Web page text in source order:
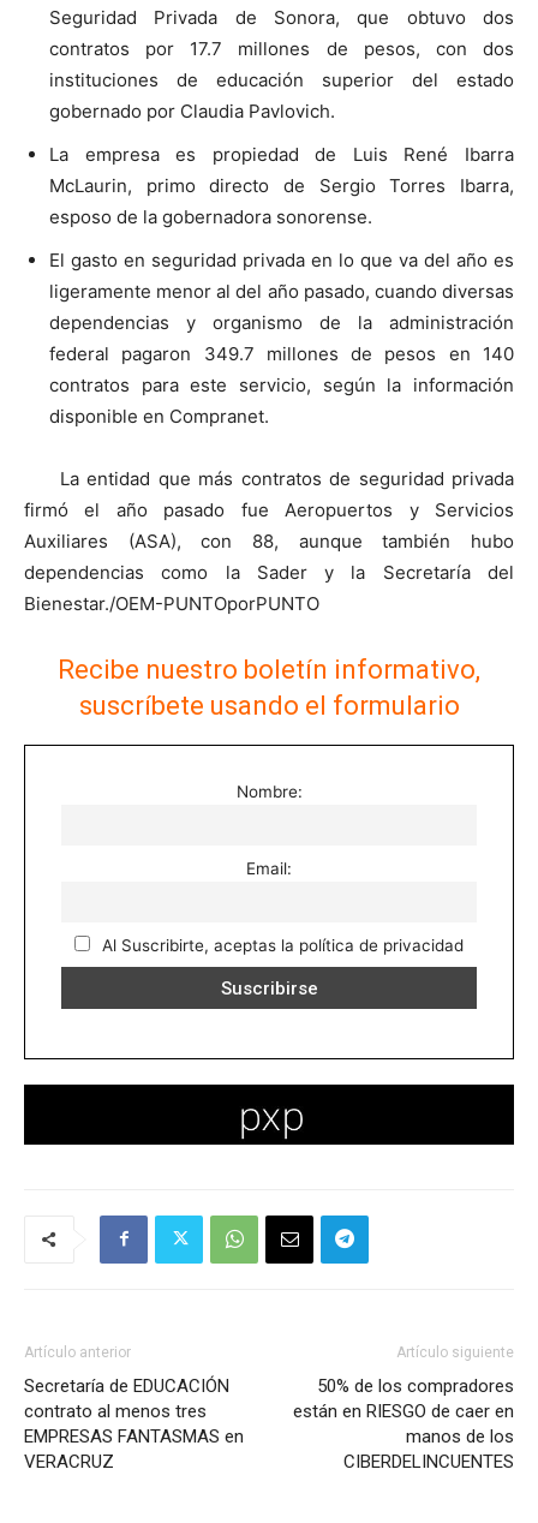
Seguridad Privada de Sonora, que obtuvo dos
contratos por 17.7 millones de pesos, con dos
instituciones de educación superior del estado
gobernado por Claudia Pavlovich.
La empresa es propiedad de Luis René Ibarra
McLaurin, primo directo de Sergio Torres Ibarra,
esposo de la gobernadora sonorense.
El gasto en seguridad privada en lo que va del año es
ligeramente menor al del año pasado, cuando diversas
dependencias y organismo de la administración
federal pagaron 349.7 millones de pesos en 140
contratos para este servicio, según la información
disponible en Compranet.
La entidad que más contratos de seguridad privada
firmó el año pasado fue Aeropuertos y Servicios
Auxiliares (ASA), con 88, aunque también hubo
dependencias como la Sader y la Secretaría del
Bienestar./OEM-PUNTOporPUNTO
Recibe nuestro boletín informativo,
suscríbete usando el formulario
Nombre:
Email:
Al Suscribirte, aceptas la política de privacidad
Artículo anterior
Secretaría de EDUCACIÓN
contrato al menos tres
EMPRESAS FANTASMAS en
VERACRUZ
Artículo siguiente
50% de los compradores
están en RIESGO de caer en
manos de los
CIBERDELINCUENTES